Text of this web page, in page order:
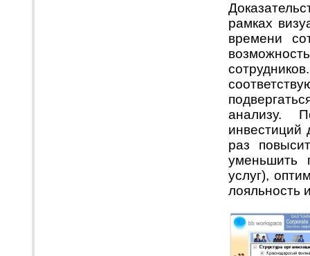
рамках
времени
анализу.
инвестиций
раз
уменьшить
услуг),
лояльность